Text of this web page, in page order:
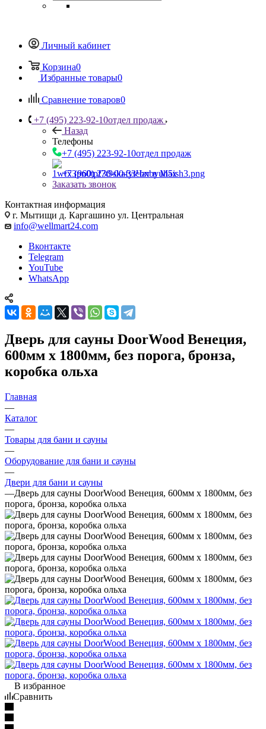
Личный кабинет
Корзина0
Избранные товары0
Сравнение товаров0
+7 (495) 223-92-10отдел продаж
Назад
Телефоны
+7 (495) 223-92-10отдел продаж
+7 (960) 230-00-33Чат в Max
Заказать звонок
Контактная информация
г. Мытищи д. Каргашино ул. Центральная
info@wellmart24.com
Вконтакте
Telegram
YouTube
WhatsApp
Дверь для сауны DoorWood Венеция,
600мм х 1800мм, без порога, бронза,
коробка ольха
Главная
—
Каталог
—
Товары для бани и сауны
—
Оборудование для бани и сауны
—
Двери для бани и сауны
—Дверь для сауны DoorWood Венеция, 600мм х 1800мм, без
порога, бронза, коробка ольха
В избранное
Сравнить